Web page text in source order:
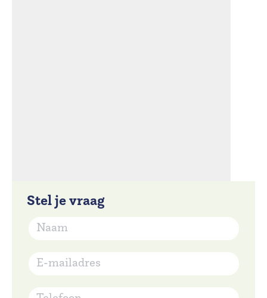
Stel je vraag